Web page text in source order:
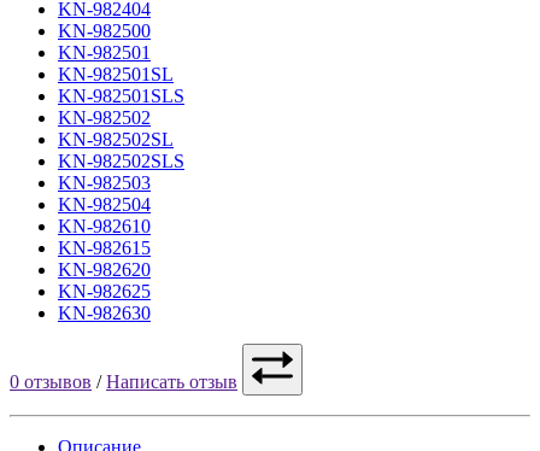
KN-982404
KN-982500
KN-982501
KN-982501SL
KN-982501SLS
KN-982502
KN-982502SL
KN-982502SLS
KN-982503
KN-982504
KN-982610
KN-982615
KN-982620
KN-982625
KN-982630
0 отзывов /Написать отзыв
Описание